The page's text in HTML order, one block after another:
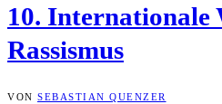
10. Inter­na­tio­na­le
Rassismus
VON SEBASTIAN QUENZER